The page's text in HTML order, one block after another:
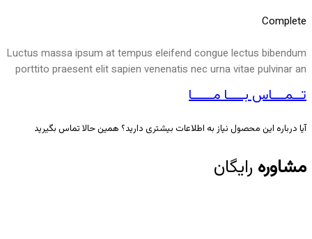
Complete
Luctus massa ipsum at tempus eleifend congue lectus bibendum
porttito praesent elit sapien venenatis nec urna vitae pulvinar an
تــمـــاس بــــا مـــــا
آیا درباره این محصول نیاز به اطلاعات بیشتری دارید؟ همین حالا تماس بگیرید
مشاوره رایگان